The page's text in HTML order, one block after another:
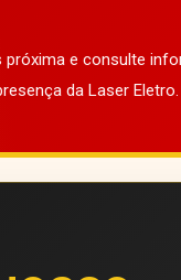
próxima e consulte
da Laser Eletro.